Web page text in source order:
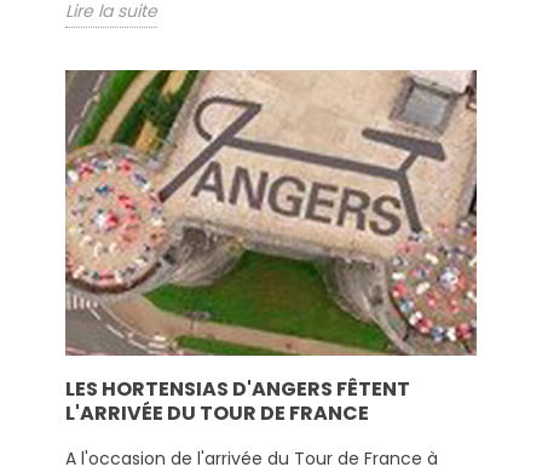
Lire la suite
LES HORTENSIAS D'ANGERS FÊTENT
L'ARRIVÉE DU TOUR DE FRANCE
A l'occasion de l'arrivée du Tour de France à